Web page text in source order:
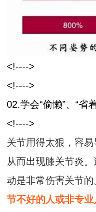
<!---->
<!---->
02.学会“偷懒”、“省
<!---->
关节用得太狠，容易
从而出现膝关节炎
动是非常伤害关节的
节不好的人或非专